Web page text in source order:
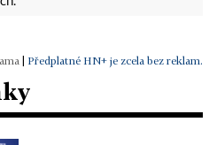
Předplatné HN+ je zcela bez reklam.